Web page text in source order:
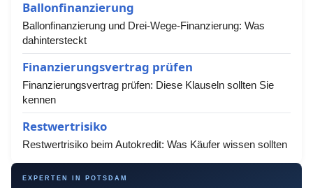
Ballonfinanzierung
Ballonfinanzierung und Drei-Wege-Finanzierung: Was
dahintersteckt
Finanzierungsvertrag prüfen
Finanzierungsvertrag prüfen: Diese Klauseln sollten Sie
kennen
Restwertrisiko
Restwertrisiko beim Autokredit: Was Käufer wissen sollten
EXPERTEN IN POTSDAM